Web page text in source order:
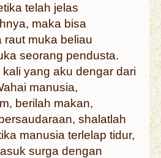
telah jelas
maka bisa
raut muka beliau
seorang pendusta.
yang aku dengar dari
manusia,
berilah makan,
shalatlah
manusia terlelap tidur,
surga dengan